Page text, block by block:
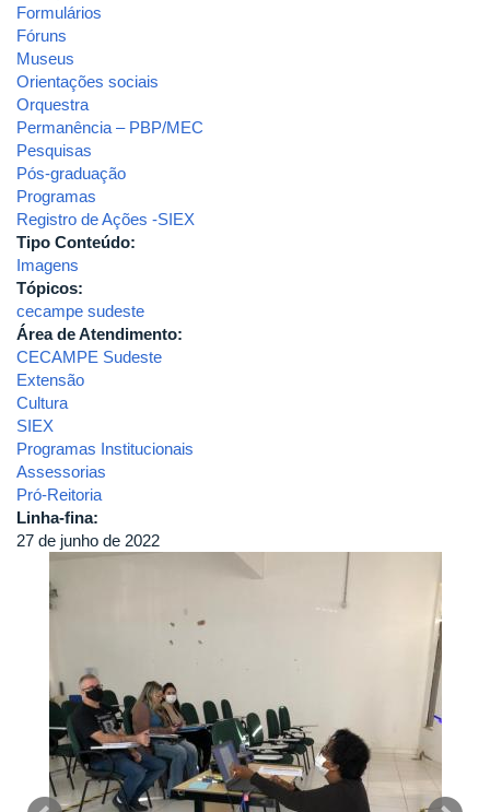
Formulários
Fóruns
Museus
Orientações sociais
Orquestra
Permanência – PBP/MEC
Pesquisas
Pós-graduação
Programas
Registro de Ações -SIEX
Tipo Conteúdo:
Imagens
Tópicos:
cecampe sudeste
Área de Atendimento:
CECAMPE Sudeste
Extensão
Cultura
SIEX
Programas Institucionais
Assessorias
Pró-Reitoria
Linha-fina:
27 de junho de 2022